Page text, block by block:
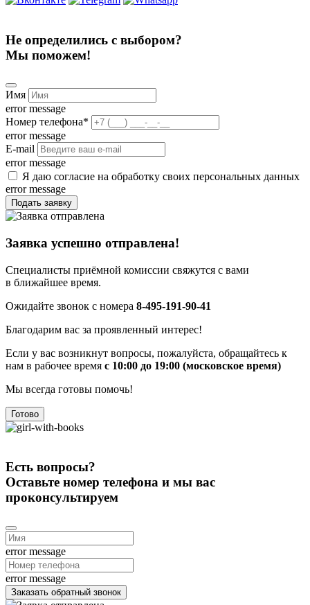
Не определились с выбором?
Мы поможем!
Имя
error message
Номер телефона*
error message
E-mail
error message
Я даю согласие на обработку своих персональных данных
error message
Подать заявку
Заявка успешно отправлена!
Специалисты приёмной комиссии свяжутся с вами
в ближайшее время.
Ожидайте звонок с номера 8-495-191-90-41
Благодарим вас за проявленный интерес!
Если у вас возникнут вопросы, пожалуйста, обращайтесь к
нам в рабочее время с 10:00 до 19:00 (московское время)
Мы всегда готовы помочь!
Готово
Есть вопросы?
Оставьте номер телефона и мы вас
проконсультируем
error message
error message
Заказать обратный звонок